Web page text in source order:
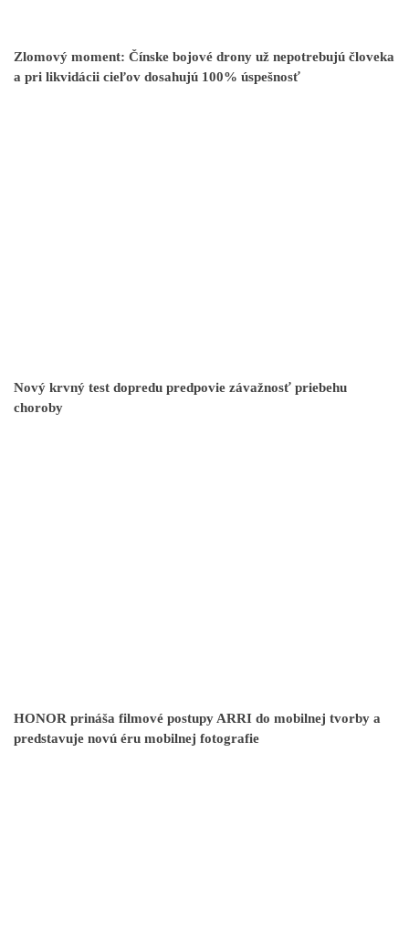
Zlomový moment: Čínske bojové drony už nepotrebujú človeka
a pri likvidácii cieľov dosahujú 100% úspešnosť
Nový krvný test dopredu predpovie závažnosť priebehu
choroby
HONOR prináša filmové postupy ARRI do mobilnej tvorby a
predstavuje novú éru mobilnej fotografie